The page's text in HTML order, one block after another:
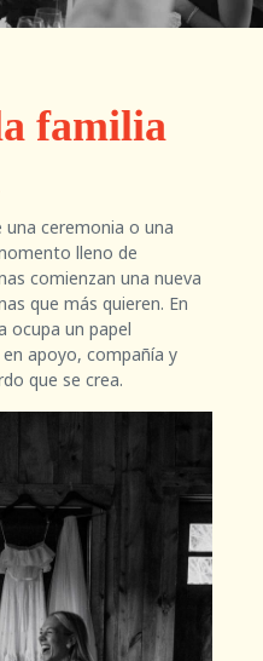
familia
una ceremonia o una
lleno de
comienzan una nueva
que más quieren. En
ocupa un papel
apoyo, compañía y
que se crea.